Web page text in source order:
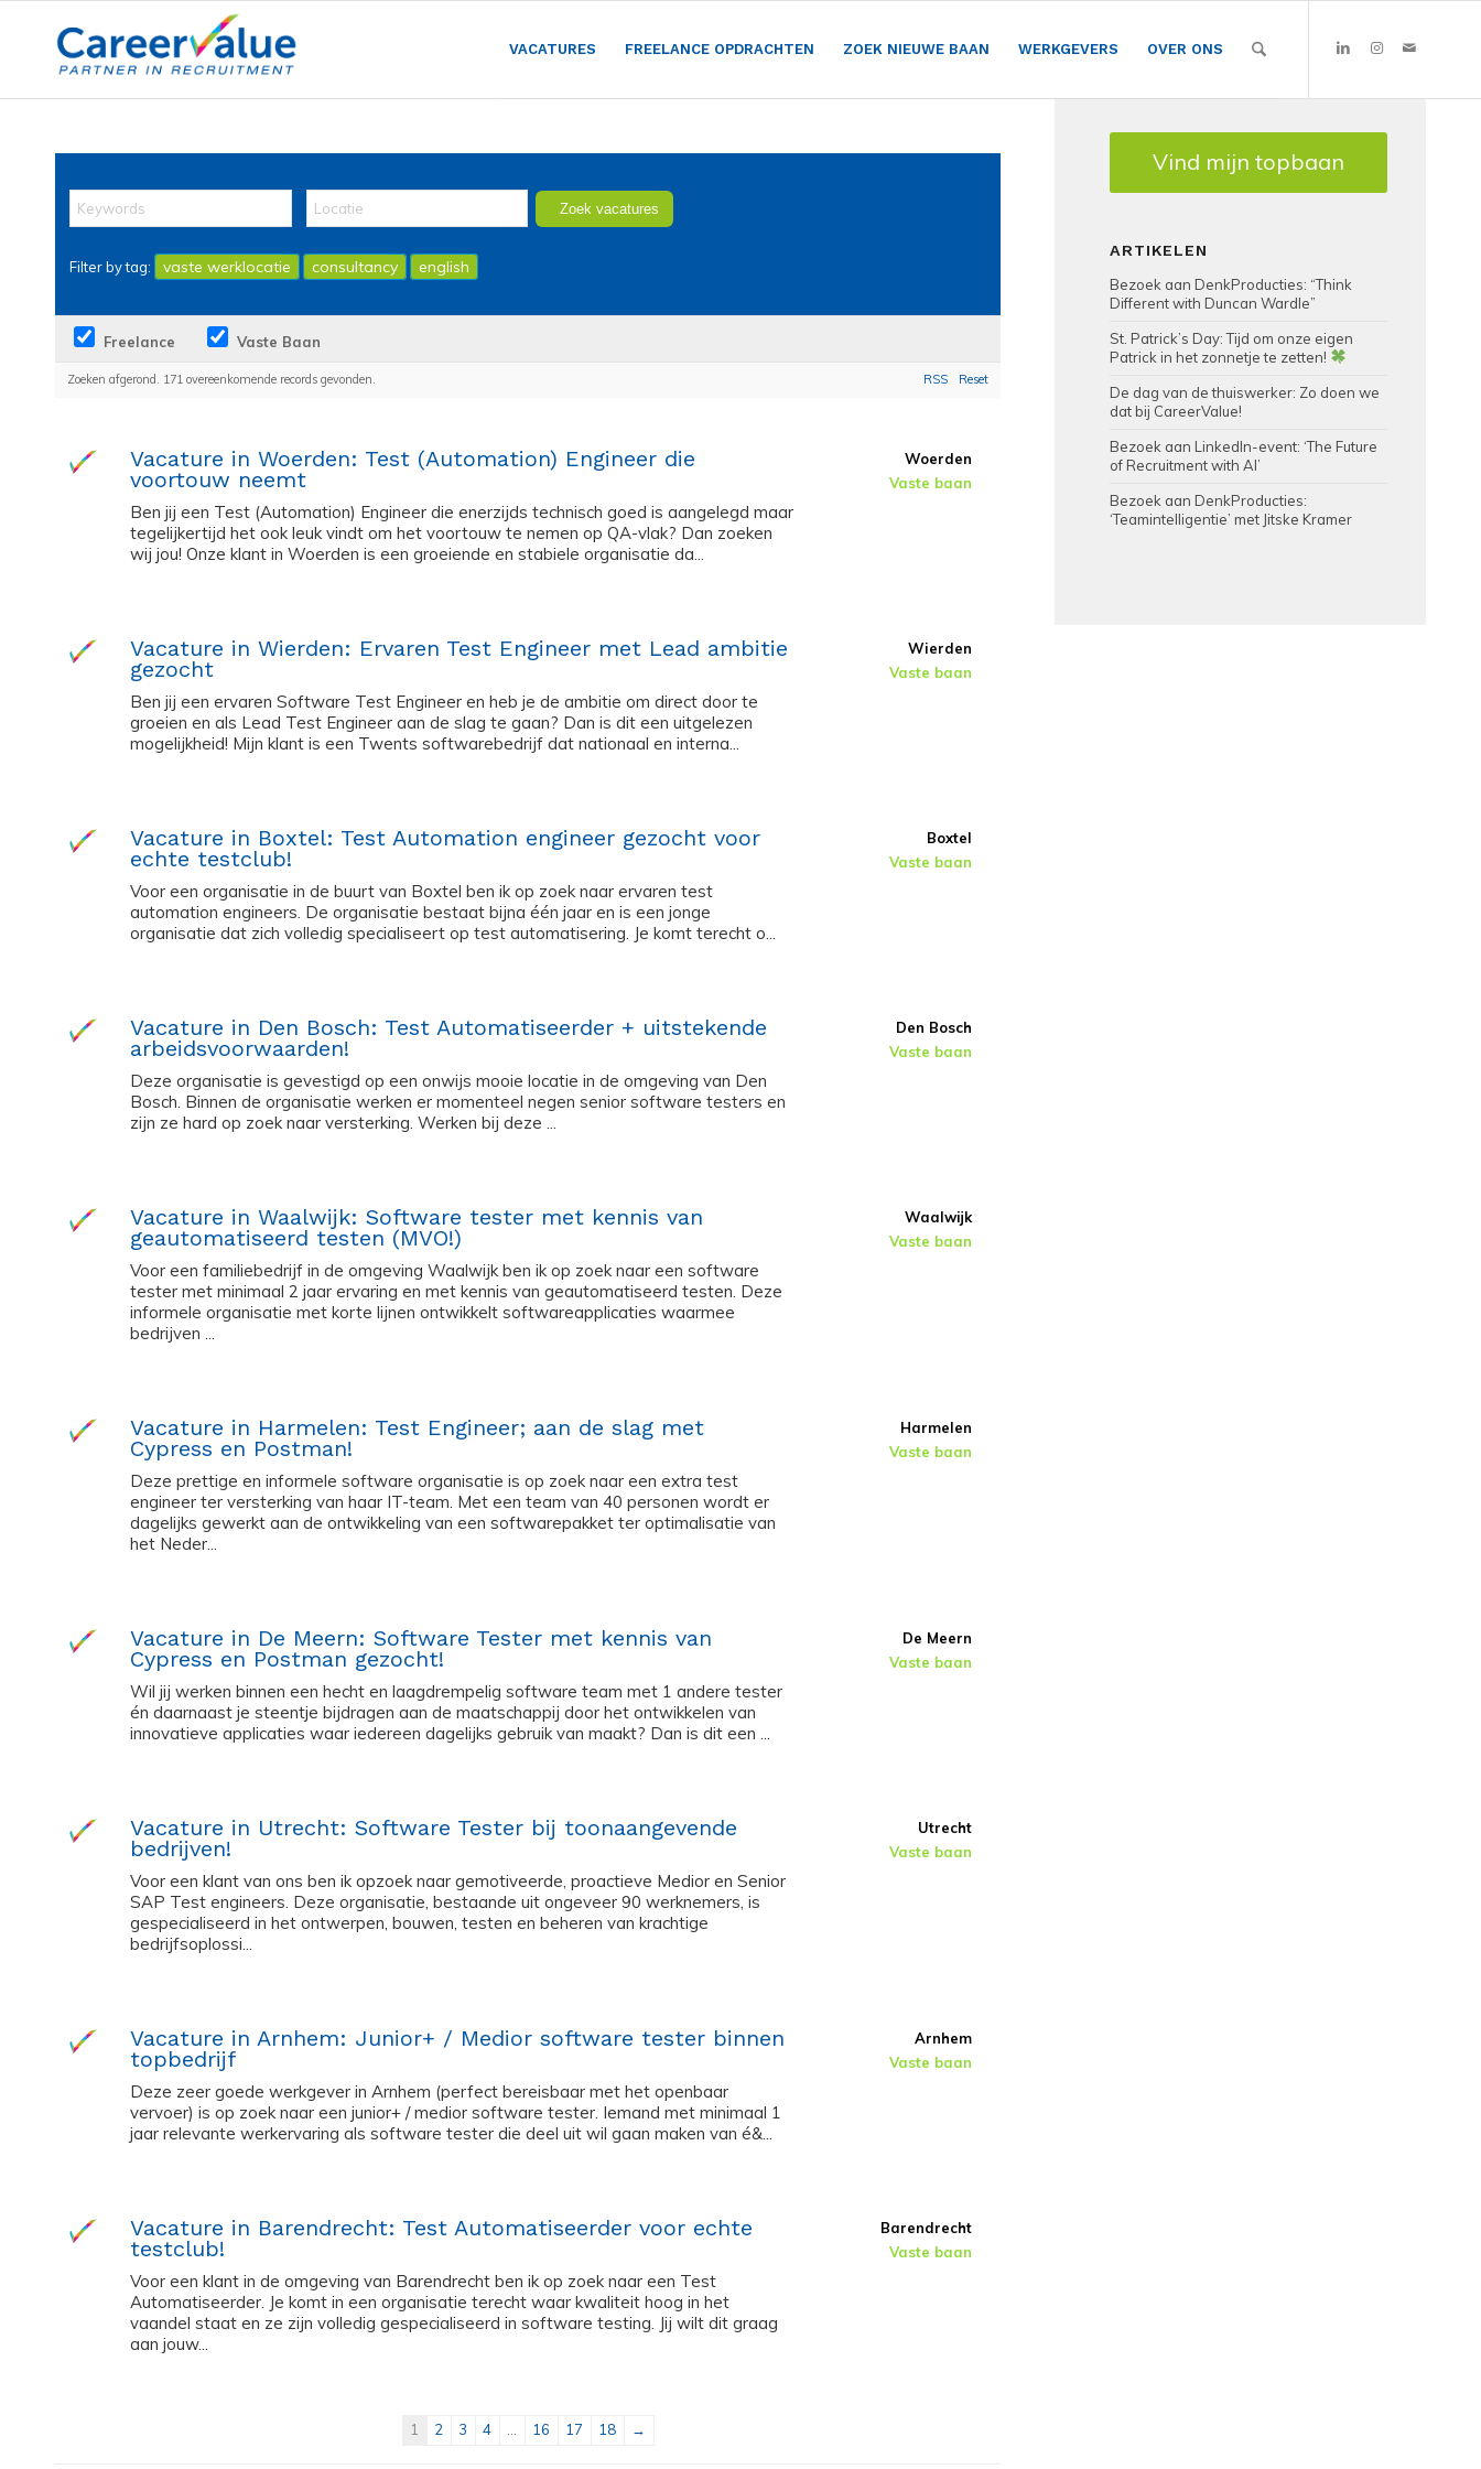
VACATURES FREELANCE OPDRACHTEN ZOEK NIEUWE BAAN WERKGEVERS OVER ONS
Filter by tag: vaste werklocatie consultancy english
Freelance Vaste Baan
Zoeken afgerond. 171 overeenkomende records gevonden. Reset
RSS
Vacature in Woerden: Test (Automation) Engineer die
voortouw neemt
Ben jij een Test (Automation) Engineer die enerzijds technisch goed is aangelegd maar
tegelijkertijd het ook leuk vindt om het voortouw te nemen op QA-vlak? Dan zoeken
wij jou! Onze klant in Woerden is een groeiende en stabiele organisatie da...
Woerden
Vaste baan
Vacature in Wierden: Ervaren Test Engineer met Lead ambitie
gezocht
Ben jij een ervaren Software Test Engineer en heb je de ambitie om direct door te
groeien en als Lead Test Engineer aan de slag te gaan? Dan is dit een uitgelezen
mogelijkheid! Mijn klant is een Twents softwarebedrijf dat nationaal en interna...
Wierden
Vaste baan
Vacature in Boxtel: Test Automation engineer gezocht voor
echte testclub!
Voor een organisatie in de buurt van Boxtel ben ik op zoek naar ervaren test
automation engineers. De organisatie bestaat bijna één jaar en is een jonge
organisatie dat zich volledig specialiseert op test automatisering. Je komt terecht o...
Boxtel
Vaste baan
Vacature in Den Bosch: Test Automatiseerder + uitstekende
arbeidsvoorwaarden!
Deze organisatie is gevestigd op een onwijs mooie locatie in de omgeving van Den
Bosch. Binnen de organisatie werken er momenteel negen senior software testers en
zijn ze hard op zoek naar versterking. Werken bij deze ...
Den Bosch
Vaste baan
Vacature in Waalwijk: Software tester met kennis van
geautomatiseerd testen (MVO!)
Voor een familiebedrijf in de omgeving Waalwijk ben ik op zoek naar een software
tester met minimaal 2 jaar ervaring en met kennis van geautomatiseerd testen. Deze
informele organisatie met korte lijnen ontwikkelt softwareapplicaties waarmee
bedrijven ...
Waalwijk
Vaste baan
Vacature in Harmelen: Test Engineer; aan de slag met
Cypress en Postman!
Deze prettige en informele software organisatie is op zoek naar een extra test
engineer ter versterking van haar IT-team. Met een team van 40 personen wordt er
dagelijks gewerkt aan de ontwikkeling van een softwarepakket ter optimalisatie van
het Neder...
Harmelen
Vaste baan
Vacature in De Meern: Software Tester met kennis van
Cypress en Postman gezocht!
Wil jij werken binnen een hecht en laagdrempelig software team met 1 andere tester
én daarnaast je steentje bijdragen aan de maatschappij door het ontwikkelen van
innovatieve applicaties waar iedereen dagelijks gebruik van maakt? Dan is dit een ...
De Meern
Vaste baan
Vacature in Utrecht: Software Tester bij toonaangevende
bedrijven!
Voor een klant van ons ben ik opzoek naar gemotiveerde, proactieve Medior en Senior
SAP Test engineers. Deze organisatie, bestaande uit ongeveer 90 werknemers, is
gespecialiseerd in het ontwerpen, bouwen, testen en beheren van krachtige
bedrijfsoplossi...
Utrecht
Vaste baan
Vacature in Arnhem: Junior+ / Medior software tester binnen
topbedrijf
Deze zeer goede werkgever in Arnhem (perfect bereisbaar met het openbaar
vervoer) is op zoek naar een junior+ / medior software tester. Iemand met minimaal 1
jaar relevante werkervaring als software tester die deel uit wil gaan maken van é&...
Arnhem
Vaste baan
Vacature in Barendrecht: Test Automatiseerder voor echte
testclub!
Voor een klant in de omgeving van Barendrecht ben ik op zoek naar een Test
Automatiseerder. Je komt in een organisatie terecht waar kwaliteit hoog in het
vaandel staat en ze zijn volledig gespecialiseerd in software testing. Jij wilt dit graag
aan jouw...
Barendrecht
Vaste baan
1 2 3 4 16 17 18 →
Vind mijn topbaan
ARTIKELEN
Bezoek aan DenkProducties: “Think
Different with Duncan Wardle”
St. Patrick’s Day: Tijd om onze eigen
Patrick in het zonnetje te zetten!
De dag van de thuiswerker: Zo doen we
dat bij CareerValue!
Bezoek aan LinkedIn-event: ‘The Future
of Recruitment with AI’
Bezoek aan DenkProducties:
‘Teamintelligentie’ met Jitske Kramer